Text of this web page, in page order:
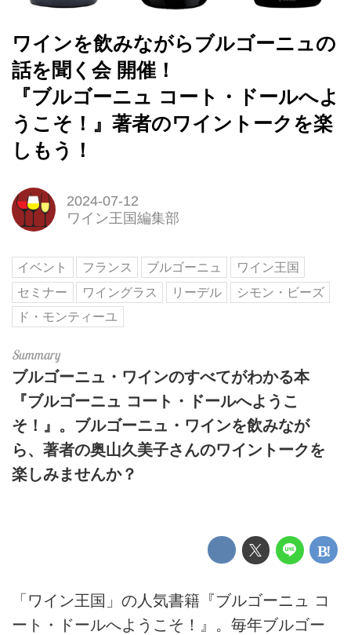
ワインを飲みながらブルゴーニュの
話を聞く会 開催！
『ブルゴーニュ コート・ドールへよ
うこそ！』著者のワイントークを楽
しもう！
2024-07-12
ワイン王国編集部
イベント フランス ブルゴーニュ
ワイン王国
セミナー
ワイングラス リーデル
シモン・ビーズ
ド・モンティーユ
ブルゴーニュ・ワインのすべてがわかる本
『ブルゴーニュ コート・ドールへようこ
そ！』。ブルゴーニュ・ワインを飲みなが
ら、著者の奥山久美子さんのワイントークを
楽しみませんか？
「ワイン王国」の人気書籍『ブルゴーニュ コ
ート・ドールへようこそ！』。毎年ブルゴー